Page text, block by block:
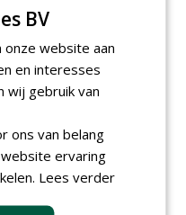
Zelderheide
Nederland B.V.
Zelderheide
specialist bij
bij
40 uur
BV
website aan
en interesses
wij gebruik van
ons van belang
ervaring
Lees verder